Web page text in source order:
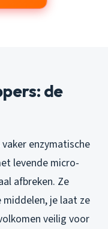
de
enzymatische
levende micro-
afbreken. Ze
je laat ze
veilig voor